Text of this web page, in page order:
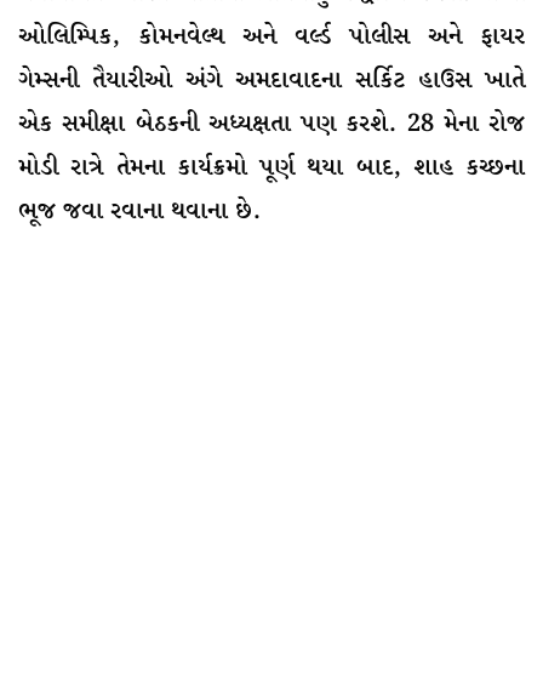
ઓલિમ્પિક, કોમનવેલ્થ અને વર્લ્ડ પોલીસ અને ફાયર
ગેમ્સની તૈયારીઓ અંગે અમદાવાદના સર્કિટ હાઉસ ખાતે
એક સમીક્ષા બેઠકની અધ્યક્ષતા પણ કરશે. 28 મેના રોજ
મોડી રાત્રે તેમના કાર્યક્રમો પૂર્ણ થયા બાદ, શાહ કચ્છના
ભૂજ જવા રવાના થવાના છે.